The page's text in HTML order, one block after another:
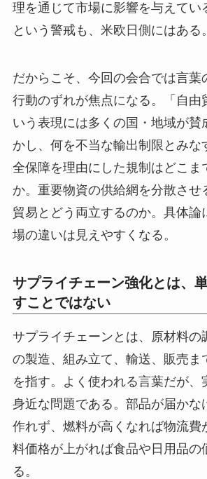
理を通じて市場に影響を与えてい
という警戒も、米欧日側にはある。
だからこそ、今回の会合では言葉
行動のずれが焦点になる。「自由
いう表現には多くの国・地域が賛
かし、何を不当な輸出制限とみな
全保障を理由にした規制はどこま
か。重要物資の供給網を分散させ
貿易とどう両立するのか。具体論
場の違いは見えやすくなる。
サプライチェーン強化とは、
すことではない
サプライチェーンとは、原材料の
の製造、組み立て、輸送、販売ま
を指す。よく使われる言葉だが、
身近な問題である。部品が届かな
作れず、燃料が高くなれば物流費
料価格が上がれば食品や日用品の
る。